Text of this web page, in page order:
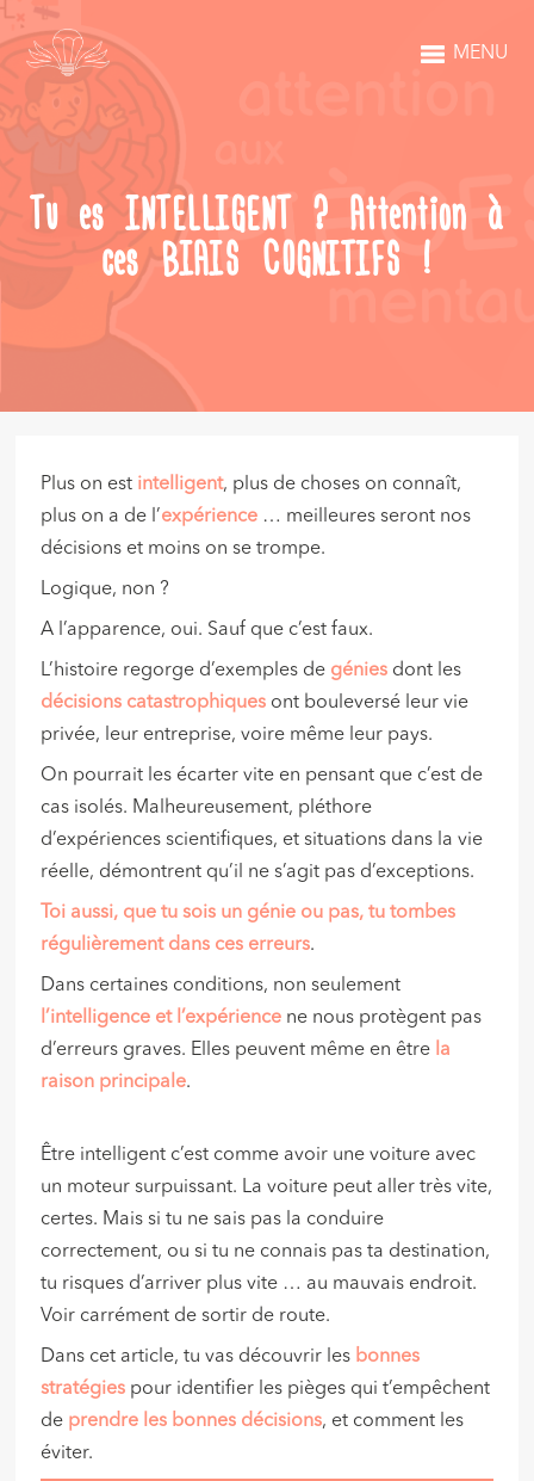
MENU
Tu es INTELLIGENT ? Attention à
ces BIAIS COGNITIFS !
Plus on est intelligent, plus de choses on connaît,
plus on a de l’expérience … meilleures seront nos
décisions et moins on se trompe.
Logique, non ?
A l’apparence, oui. Sauf que c’est faux.
L’histoire regorge d’exemples de génies dont les
décisions catastrophiques ont bouleversé leur vie
privée, leur entreprise, voire même leur pays.
On pourrait les écarter vite en pensant que c’est de
cas isolés. Malheureusement, pléthore
d’expériences scientifiques, et situations dans la vie
réelle, démontrent qu’il ne s’agit pas d’exceptions.
Toi aussi, que tu sois un génie ou pas, tu tombes
régulièrement dans ces erreurs.
Dans certaines conditions, non seulement
l’intelligence et l’expérience ne nous protègent pas
d’erreurs graves. Elles peuvent même en être la
raison principale.
Être intelligent c’est comme avoir une voiture avec
un moteur surpuissant. La voiture peut aller très vite,
certes. Mais si tu ne sais pas la conduire
correctement, ou si tu ne connais pas ta destination,
tu risques d’arriver plus vite … au mauvais endroit.
Voir carrément de sortir de route.
Dans cet article, tu vas découvrir les bonnes
stratégies pour identifier les pièges qui t’empêchent
de prendre les bonnes décisions, et comment les
éviter.